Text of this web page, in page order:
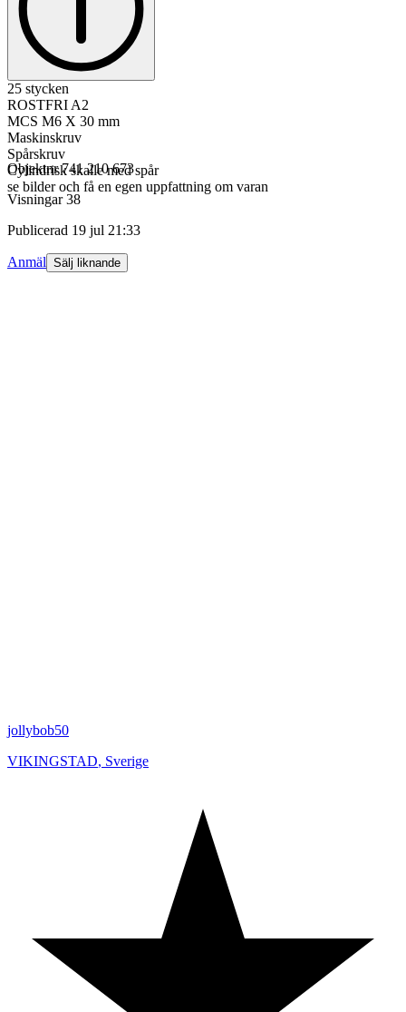
25 stycken
ROSTFRI A2
MCS M6 X 30 mm
Maskinskruv
Spårskruv
Cylindrisk skalle med spår
se bilder och få en egen uppfattning om varan
Objektnr 741 210 673
Visningar 38
Publicerad 19 jul 21:33
Anmäl Sälj liknande
jollybob50
VIKINGSTAD, Sverige